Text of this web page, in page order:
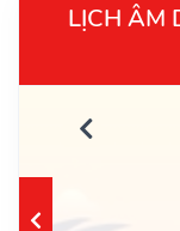
LỊCH ÂM